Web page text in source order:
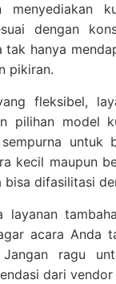
menyediakan
dengan
tak hanya
pikiran.
fleksibel,
pilihan model
untuk
kecil maupun
bisa difasilitasi
layanan
acara Anda
ragu
dari